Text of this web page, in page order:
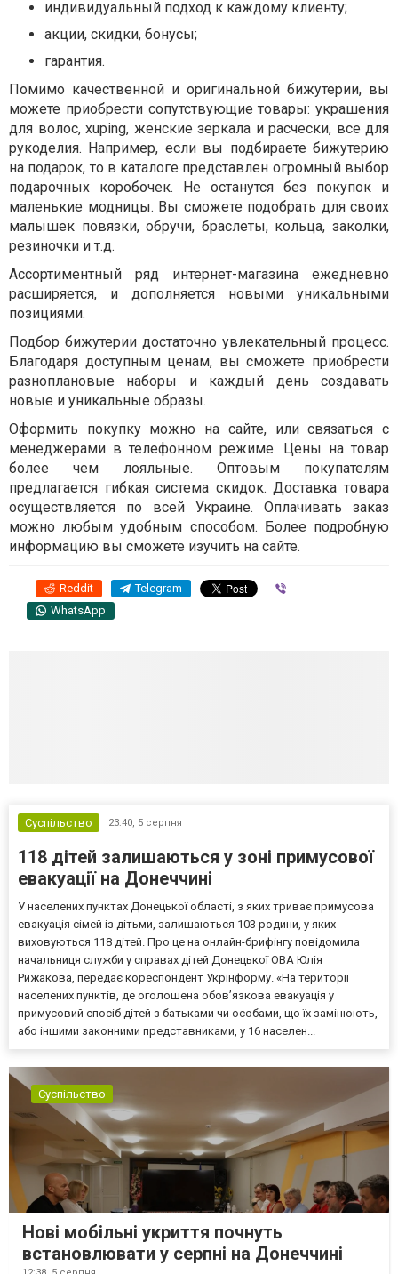
индивидуальный подход к каждому клиенту;
акции, скидки, бонусы;
гарантия.
Помимо качественной и оригинальной бижутерии, вы
можете приобрести сопутствующие товары: украшения
для волос, xuping, женские зеркала и расчески, все для
рукоделия. Например, если вы подбираете бижутерию
на подарок, то в каталоге представлен огромный выбор
подарочных коробочек. Не останутся без покупок и
маленькие модницы. Вы сможете подобрать для своих
малышек повязки, обручи, браслеты, кольца, заколки,
резиночки и т.д.
Ассортиментный ряд интернет-магазина ежедневно
расширяется, и дополняется новыми уникальными
позициями.
Подбор бижутерии достаточно увлекательный процесс.
Благодаря доступным ценам, вы сможете приобрести
разноплановые наборы и каждый день создавать
новые и уникальные образы.
Оформить покупку можно на сайте, или связаться с
менеджерами в телефонном режиме. Цены на товар
более чем лояльные. Оптовым покупателям
предлагается гибкая система скидок. Доставка товара
осуществляется по всей Украине. Оплачивать заказ
можно любым удобным способом. Более подробную
информацию вы сможете изучить на сайте.
Reddit Telegram
WhatsApp
Суспільство 23:40, 5 серпня
118 дітей залишаються у зоні примусової
евакуації на Донеччині
У населених пунктах Донецької області, з яких триває примусова
евакуація сімей із дітьми, залишаються 103 родини, у яких
виховуються 118 дітей. Про це на онлайн-брифінгу повідомила
начальниця служби у справах дітей Донецької ОВА Юлія
Рижакова, передає кореспондент Укрінформу. «На території
населених пунктів, де оголошена обов’язкова евакуація у
примусовий спосіб дітей з батьками чи особами, що їх замінюють,
або іншими законними представниками, у 16 населен...
Суспільство
Нові мобільні укриття почнуть
встановлювати у серпні на Донеччині